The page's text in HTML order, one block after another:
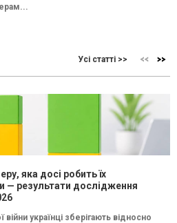
Усі статті >>
яка досі робить їх
— результати дослідження
українці зберігають відносно